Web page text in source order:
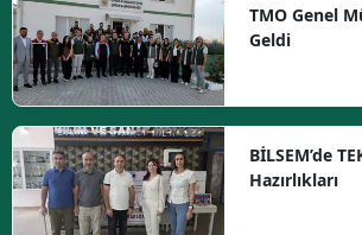
TMO Genel
Geldi
BİLSEM’de
Hazırlıkları